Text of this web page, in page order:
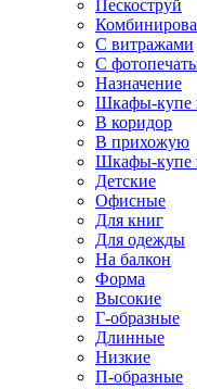
Пескоструй
С витражами
С
Назначение
Шкафы-купе
В коридор
В прихожую
Шкафы-купе
Детские
Офисные
Для книг
Для одежды
На балкон
Форма
Высокие
Г-образные
Длинные
Низкие
П-образные